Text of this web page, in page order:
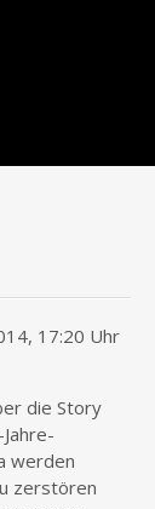
17:20 Uhr
die Story
werden
zerstören